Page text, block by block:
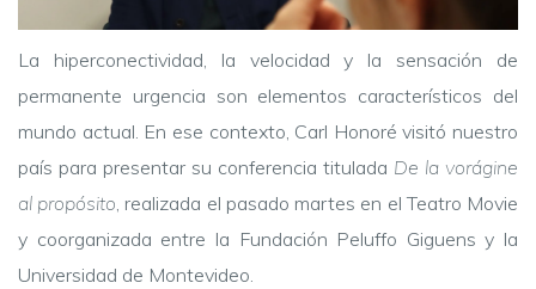
La hiperconectividad, la velocidad y la sensación de
permanente urgencia son elementos característicos del
mundo actual. En ese contexto, Carl Honoré visitó nuestro
país para presentar su conferencia titulada De la vorágine
al propósito, realizada el pasado martes en el Teatro Movie
y coorganizada entre la Fundación Peluffo Giguens y la
Universidad de Montevideo.